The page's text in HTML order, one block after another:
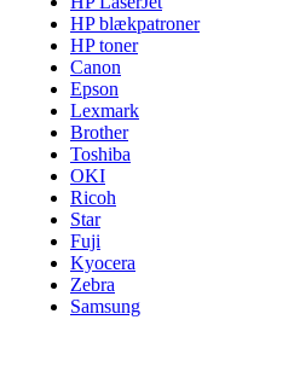
HP blækpatroner
HP toner
Canon
Epson
Lexmark
Brother
Toshiba
OKI
Ricoh
Star
Fuji
Kyocera
Zebra
Samsung